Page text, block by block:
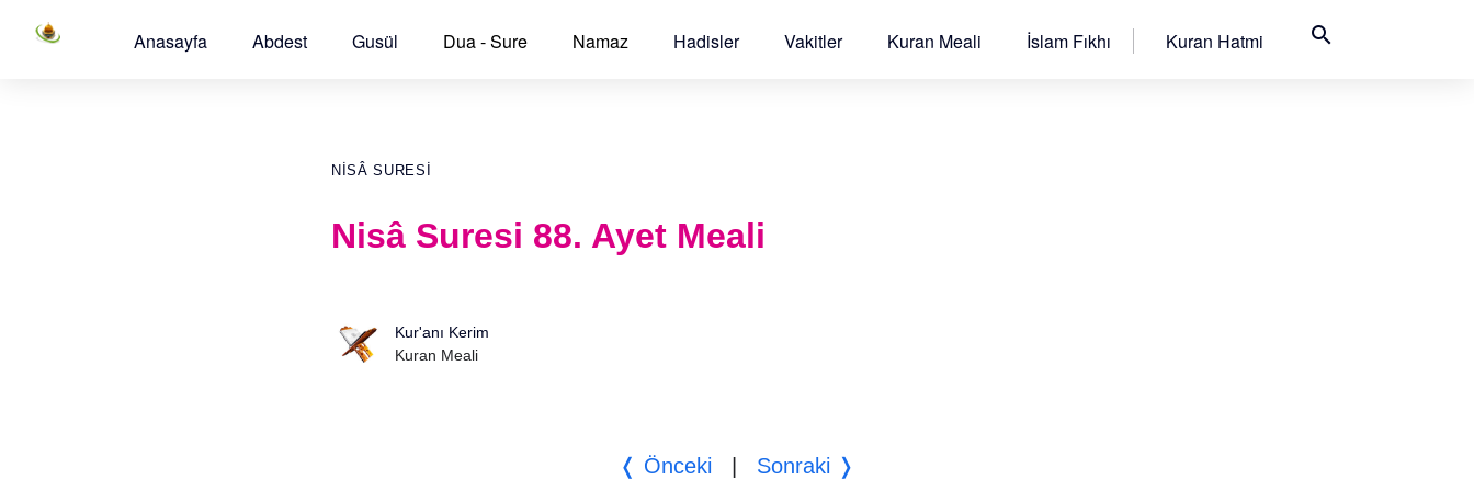
Anasayfa Abdest Gusül Dua - Sure Namaz Hadisler Vakitler Kuran Meali İslam Fıkhı Kuran Hatmi search
NISÂ SURESI
Nisâ Suresi 88. Ayet Meali
Kur'anı Kerim
Kuran Meali
❬ Önceki | Sonraki ❭